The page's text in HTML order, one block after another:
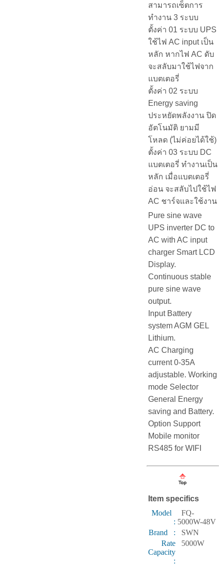
สามารถเซ็ตการ
ทำงาน 3 ระบบ
ตั้งค่า 01 ระบบ UPS
ใช้ไฟ AC input เป็น
หลัก หากไฟ AC ดับ
จะสลับมาใช้ไฟจาก
แบตเตอรี่
ตั้งค่า 02 ระบบ
Energy saving
ประหยัดพลังงาน ปิด
อัตโนมัติ ยามมี
โหลด (ไม่ค่อยได้ใช้)
ตั้งค่า 03 ระบบ DC
แบตเตอรี่ ทำงานเป็น
หลัก เมื่อแบตเตอรี่
อ่อน จะสลับไปใช้ไฟ
AC ชาร์จและใช้งาน
Pure sine wave
UPS inverter DC to
AC with AC input
charger Smart LCD
Display.
Continuous stable
pure sine wave
output.
Input Battery
system AGM GEL
Lithium.
AC Charging
current 0-35A
adjustable. Working
mode Selector
General Energy
saving and Battery.
Option Support
Mobile monitor
RS485 for WIFI
Item specifics
Model
:
FQ-
5000W-48V
Brand :
SWN
Rate
Capacity
:
5000W